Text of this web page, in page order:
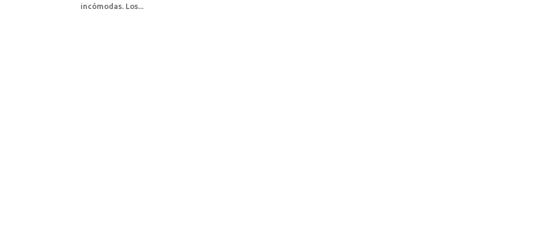
incómodas. Los...